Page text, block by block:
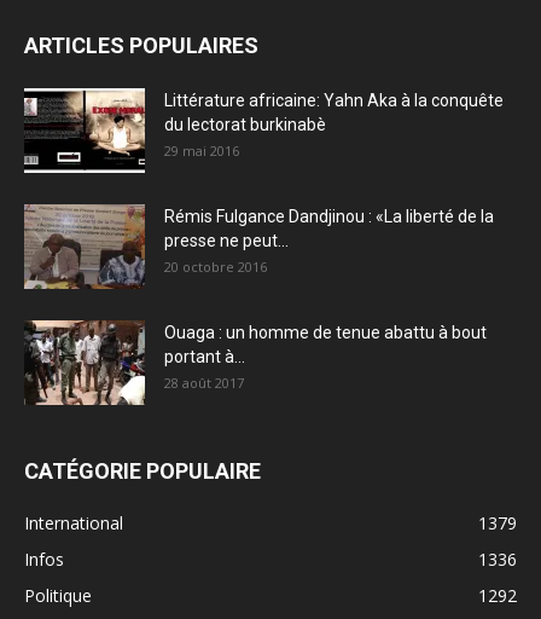
ARTICLES POPULAIRES
Littérature africaine: Yahn Aka à la conquête
du lectorat burkinabè
29 mai 2016
Rémis Fulgance Dandjinou : «La liberté de la
presse ne peut...
20 octobre 2016
Ouaga : un homme de tenue abattu à bout
portant à...
28 août 2017
CATÉGORIE POPULAIRE
International
1379
Infos
1336
Politique
1292